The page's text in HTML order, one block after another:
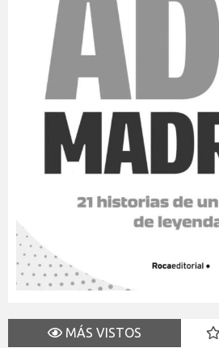
MÁS VISTOS